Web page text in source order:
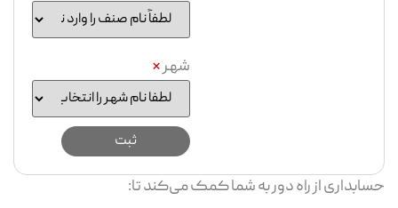
شهر*
حسابداری از راه دور به شما کمک می‌کند تا: